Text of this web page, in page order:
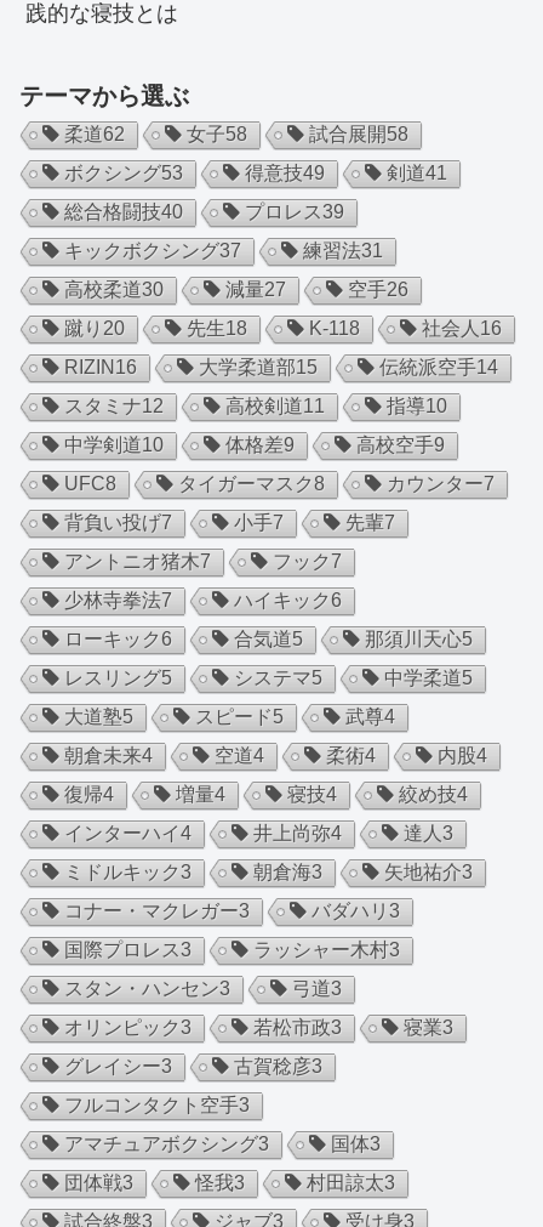
践的な寝技とは
テーマから選ぶ
柔道62 女子58 試合展開58
ボクシング53 得意技49 剣道41
総合格闘技40 プロレス39
キックボクシング37 練習法31
高校柔道30 減量27 空手26
蹴り 20 先生18 K-118 社会人 16
RIZIN 16 大学柔道部15 伝統派空手14
スタミナ12 高校剣道11 指導10
中学剣道10 体格差9 高校空手9
UFC8 タイガーマスク8 カウンター7
背負い投げ7 小手7 先輩7
アントニオ猪木7 フック7
少林寺拳法7 ハイキック6
ローキック6 合気道5 那須川天心5
レスリング5 システマ5 中学柔道5
大道塾5 スピード5 武尊4
朝倉未来4 空道4 柔術4 内股4
復帰4 増量4 寝技4 絞め技4
インターハイ4 井上尚弥4 達人 3
ミドルキック3 朝倉海3 矢地祐介3
コナー・マクレガー3 バダハリ 3
国際プロレス3 ラッシャー木村3
スタン・ハンセン3 弓道3
オリンピック3 若松市政3 寝業3
グレイシー3 古賀稔彦3
フルコンタクト空手3
アマチュアボクシング3 国体3
団体戦3 怪我3 村田諒太3
試合終盤3 ジャブ3 受け身3